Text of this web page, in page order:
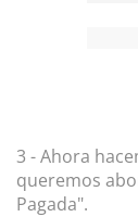
3 - Ahora
queremos
Pagada".